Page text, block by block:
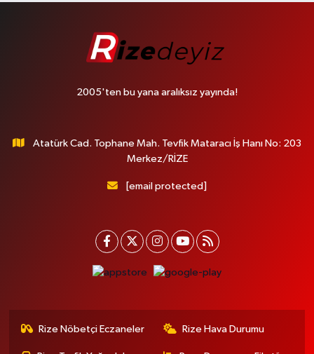
2005'ten bu yana aralıksız yayında!
Atatürk Cad. Tophane Mah. Tevfik Mataracı İş Hanı No: 203
Merkez/RİZE
[email protected]
Rize Nöbetçi Eczaneler Rize Hava Durumu